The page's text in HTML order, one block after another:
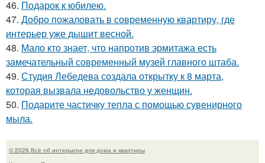
46. Подарок к юбилею.
47. Добро пожаловать в современную квартиру, где
интерьер уже дышит весной.
48. Мало кто знает, что напротив эрмитажа есть
замечательный современный музей главного штаба.
49. Студия Лебедева создала открытку к 8 марта,
которая вызвала недовольство у женщин.
50. Подарите частичку тепла с помощью сувенирного
мыла.
© 2026 Всё об интерьере для дома и квартиры